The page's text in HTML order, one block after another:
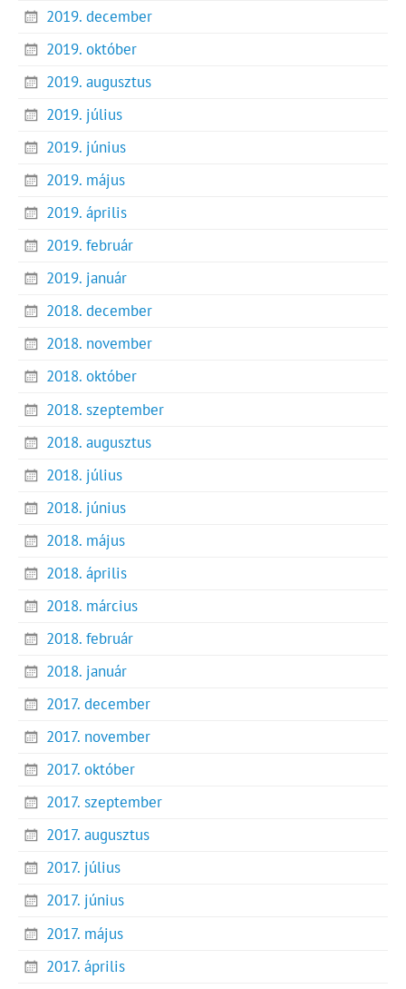
2019. december
2019. október
2019. augusztus
2019. július
2019. június
2019. május
2019. április
2019. február
2019. január
2018. december
2018. november
2018. október
2018. szeptember
2018. augusztus
2018. július
2018. június
2018. május
2018. április
2018. március
2018. február
2018. január
2017. december
2017. november
2017. október
2017. szeptember
2017. augusztus
2017. július
2017. június
2017. május
2017. április